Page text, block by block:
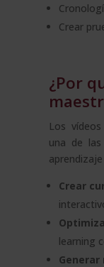
Crear
¿Por
Los
una de
Crear
learning